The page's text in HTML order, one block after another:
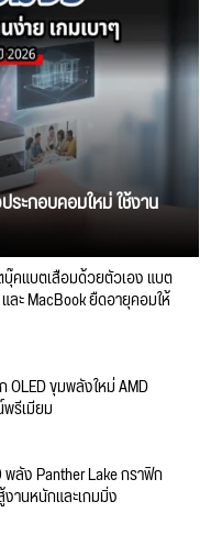
ะกอบคอมใหม่ ใช้งาน
คแบตเสื่อมด้วยตัวเอง แบต
ละ MacBook ยืดอายุคอมให้
OLED ขุมพลังใหม่ AMD
รีเมียม
พลัง Panther Lake กราฟิก
านหนักและเกมมิ่ง